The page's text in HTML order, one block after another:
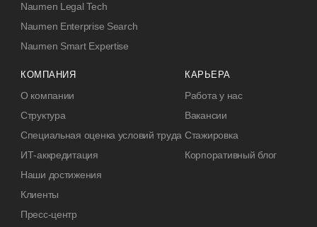
Naumen Legal Tech
Naumen Enterprise Search
Naumen Smart Expertise
КОМПАНИЯ
О компании
Структура
Специальная оценка условий труда
ИТ-аккредитация
Наши достижения
Клиенты
Пресс-центр
КАРЬЕРА
Работа у нас
Вакансии
Стажировка
Корпоративный блог